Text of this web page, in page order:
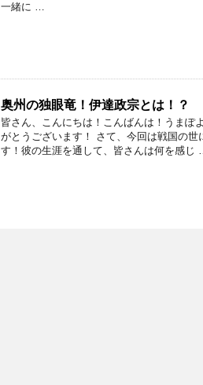
一緒に …
奥州の独眼竜！伊達政宗とは！？
皆さん、こんにちは！こんばんは！うまぽ
がとうございます！ さて、今回は戦国の
す！彼の生涯を通して、皆さんは何を感じ …